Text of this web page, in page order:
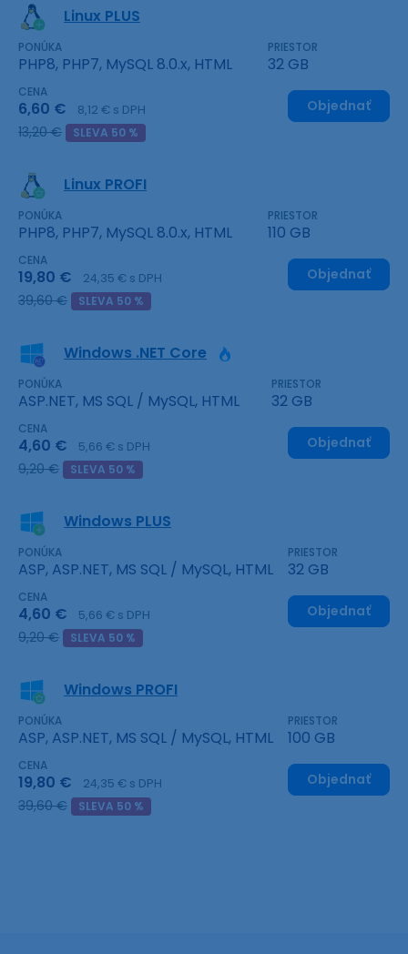
Linux PLUS
PONÚKA
PHP8, PHP7, MySQL 8.0.x, HTML
PRIESTOR
32 GB
CENA
6,60 € 8,12 € s DPH
13,20 € SLEVA 50 %
Objednať
Linux PROFI
PONÚKA
PHP8, PHP7, MySQL 8.0.x, HTML
PRIESTOR
110 GB
CENA
19,80 € 24,35 € s DPH
39,60 € SLEVA 50 %
Objednať
Windows .NET Core
PONÚKA
ASP.NET, MS SQL / MySQL, HTML
PRIESTOR
32 GB
CENA
4,60 € 5,66 € s DPH
9,20 € SLEVA 50 %
Objednať
Windows PLUS
PONÚKA
ASP, ASP.NET, MS SQL / MySQL, HTML
PRIESTOR
32 GB
CENA
4,60 € 5,66 € s DPH
9,20 € SLEVA 50 %
Objednať
Windows PROFI
PONÚKA
ASP, ASP.NET, MS SQL / MySQL, HTML
PRIESTOR
100 GB
CENA
19,80 € 24,35 € s DPH
39,60 € SLEVA 50 %
Objednať